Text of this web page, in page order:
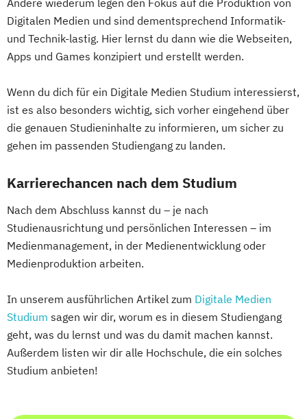
Digitalen Medien und sind dementsprechend Informatik-
und Technik-lastig. Hier lernst du dann wie die Webseiten,
Apps und Games konzipiert und erstellt werden.
Wenn du dich für ein Digitale Medien Studium interessierst,
ist es also besonders wichtig, sich vorher eingehend über
die genauen Studieninhalte zu informieren, um sicher zu
gehen im passenden Studiengang zu landen.
Karrierechancen nach dem Studium
Nach dem Abschluss kannst du – je nach
Studienausrichtung und persönlichen Interessen – im
Medienmanagement, in der Medienentwicklung oder
Medienproduktion arbeiten.
In unserem ausführlichen Artikel zum Digitale Medien
Studium sagen wir dir, worum es in diesem Studiengang
geht, was du lernst und was du damit machen kannst.
Außerdem listen wir dir alle Hochschule, die ein solches
Studium anbieten!